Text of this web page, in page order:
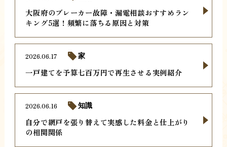
大阪府のブレーカー故障・漏電相談おすすめラン
キング5選！頻繁に落ちる原因と対策
一戸建てを予算七百万円で再生させる実例紹介
2026.06.17 家
自分で網戸を張り替えて実感した料金と仕上がり
の相関関係
2026.06.16 知識